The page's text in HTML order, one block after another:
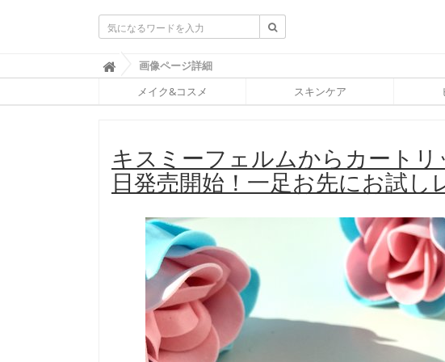
ふ
ぉ
ち
(
F
O
R
画像ページ詳細
メイク&コスメ スキンケア
キスミーフェルムからカート
日発売開始！一足お先にお試